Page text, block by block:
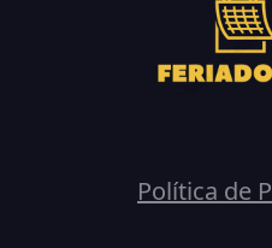
Política de